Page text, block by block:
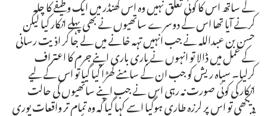
کرنے آیا تھا اس کے دوسرے ساتھیوں نے بھی پہلے انکار کیا لیکن
حسن بن عبداللہ نے جب انہیں تہہ خانے میں لے جا کر اذیت رسانی
کے عمل میں ڈالا تو انہوں نے باری باری اپنے جرم کا اعتراف
کرلیا۔ سیاہ ریش کو جب ان کے سامنے کھڑا کیا گیا تو اس کے لیے
انکار کی کوئی صورت نہ رہی اس نے جب اپنے ساتھیوں کی حالت
دیکھی تو اس پر لرزہ طاری ہوگیا اسے کہا گیا کہ وہ تمام تر واقعات پوری